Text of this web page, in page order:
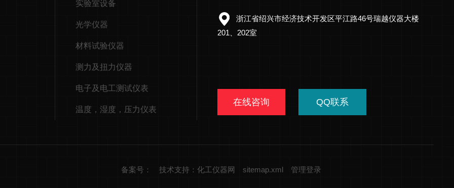
实验室设备
光学仪器
材料试验仪器
测力及扭力仪器
电子及电工测试仪表
温度，湿度，压力仪表
浙江省绍兴市经济技术开发区平江路46号瑞越仪器大楼
201、202室
在线咨询 QQ联系
备案号： 技术支持：化工仪器网 sitemap.xml 管理登录